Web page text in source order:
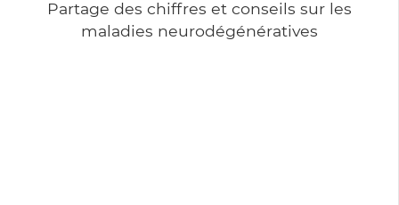
Partage des chiffres et conseils sur les
maladies neurodégénératives